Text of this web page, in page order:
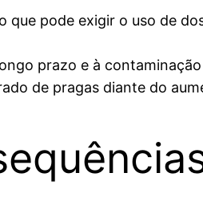
pode exigir o uso de
prazo e à
de pragas diante do